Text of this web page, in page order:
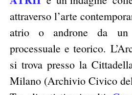
attraverso l’arte
atrio o androne da
processuale e teorico.
si trova presso la
Milano (Archivio Civico